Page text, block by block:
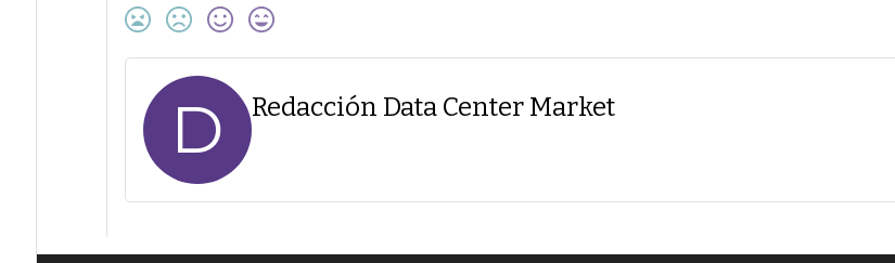
D Redacción Data Center Market